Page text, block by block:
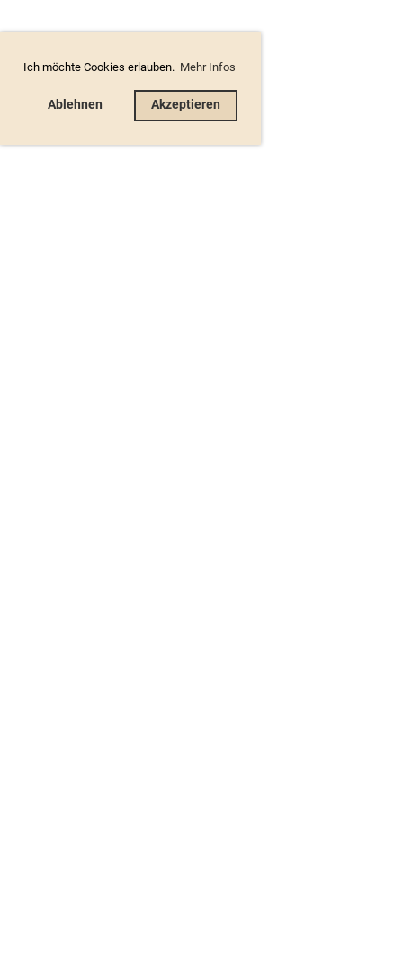
Ich möchte Cookies erlauben. Mehr Infos
Ablehnen Akzeptieren